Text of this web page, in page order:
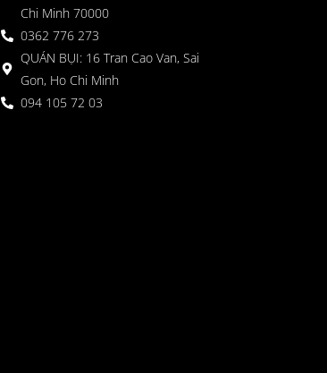
Chi Minh 70000
0362 776 273
QUÁN BỤI: 16 Tran Cao Van, Sai
Gon, Ho Chi Minh
094 105 72 03